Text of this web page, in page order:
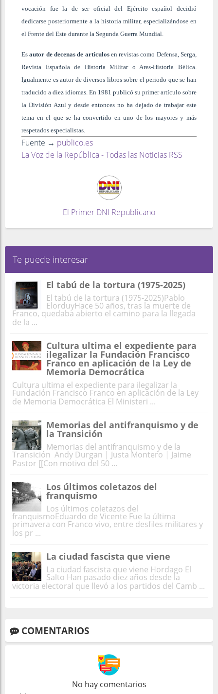
vocación fue la de ser oficial del Ejército español decidió
dedicarse posteriormente a la historia militar, especializándose en
el Frente del Este durante la Segunda Guerra Mundial.
Es autor de decenas de artículos en revistas como Defensa, Serga,
Revista Española de Historia Militar o Ares-Historia Bélica.
Igualmente es autor de diversos libros sobre el periodo que se han
traducido a diez idiomas. En 1981 publicó su primer artículo sobre
la División Azul y desde entonces no ha dejado de trabajar este
tema en el que se ha convertido en uno de los mayores y más
respetados especialistas.
Fuente → publico.es
La Voz de la República - Todas las Noticias RSS
El Primer DNI Republicano
Te puede interesar
El tabú de la tortura (1975-2025)
El tabú de la tortura (1975-2025)Pablo
ElorduyHace 50 años, tras la muerte de
Franco, quedaba abierto el camino para la llegada
de la ...
Cultura ultima el expediente para
ilegalizar la Fundación Francisco
Franco en aplicación de la Ley de
Memoria Democrática
Cultura ultima el expediente para ilegalizar la
Fundación Francisco Franco en aplicación de la Ley
de Memoria Democrática El Ministeri ...
Memorias del antifranquismo y de
la Transición
Memorias del antifranquismo y de la
Transición Andy Durgan | Justa Montero | Jaime
Pastor [[Con motivo del 50 ...
Los últimos coletazos del
franquismo
Los últimos coletazos del
franquismoEduardo de Vicente Fue la última
primavera con Franco vivo, entre desfiles militares y
los pr ...
La ciudad fascista que viene
La ciudad fascista que viene Hordago El
Salto Han pasado diez años desde la
victoria electoral que llevó a los partidos del Camb ...
COMENTARIOS
No hay comentarios